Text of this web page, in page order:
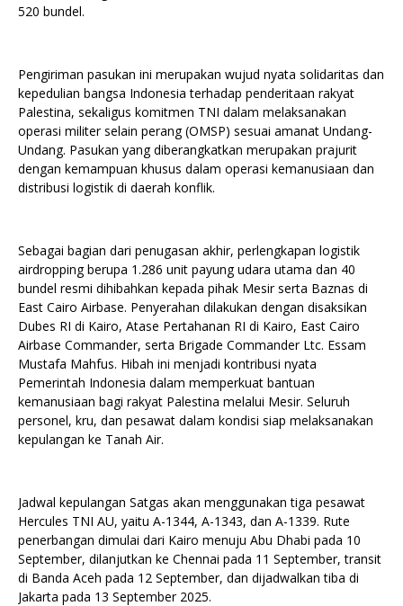
520 bundel.
Pengiriman pasukan ini merupakan wujud nyata solidaritas dan
kepedulian bangsa Indonesia terhadap penderitaan rakyat
Palestina, sekaligus komitmen TNI dalam melaksanakan
operasi militer selain perang (OMSP) sesuai amanat Undang-
Undang. Pasukan yang diberangkatkan merupakan prajurit
dengan kemampuan khusus dalam operasi kemanusiaan dan
distribusi logistik di daerah konflik.
Sebagai bagian dari penugasan akhir, perlengkapan logistik
airdropping berupa 1.286 unit payung udara utama dan 40
bundel resmi dihibahkan kepada pihak Mesir serta Baznas di
East Cairo Airbase. Penyerahan dilakukan dengan disaksikan
Dubes RI di Kairo, Atase Pertahanan RI di Kairo, East Cairo
Airbase Commander, serta Brigade Commander Ltc. Essam
Mustafa Mahfus. Hibah ini menjadi kontribusi nyata
Pemerintah Indonesia dalam memperkuat bantuan
kemanusiaan bagi rakyat Palestina melalui Mesir. Seluruh
personel, kru, dan pesawat dalam kondisi siap melaksanakan
kepulangan ke Tanah Air.
Jadwal kepulangan Satgas akan menggunakan tiga pesawat
Hercules TNI AU, yaitu A-1344, A-1343, dan A-1339. Rute
penerbangan dimulai dari Kairo menuju Abu Dhabi pada 10
September, dilanjutkan ke Chennai pada 11 September, transit
di Banda Aceh pada 12 September, dan dijadwalkan tiba di
Jakarta pada 13 September 2025.